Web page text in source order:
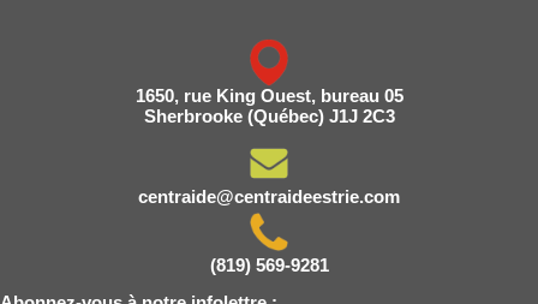
1650, rue King Ouest, bureau 05
Sherbrooke (Québec) J1J 2C3
centraide@centraideestrie.com
(819) 569-9281